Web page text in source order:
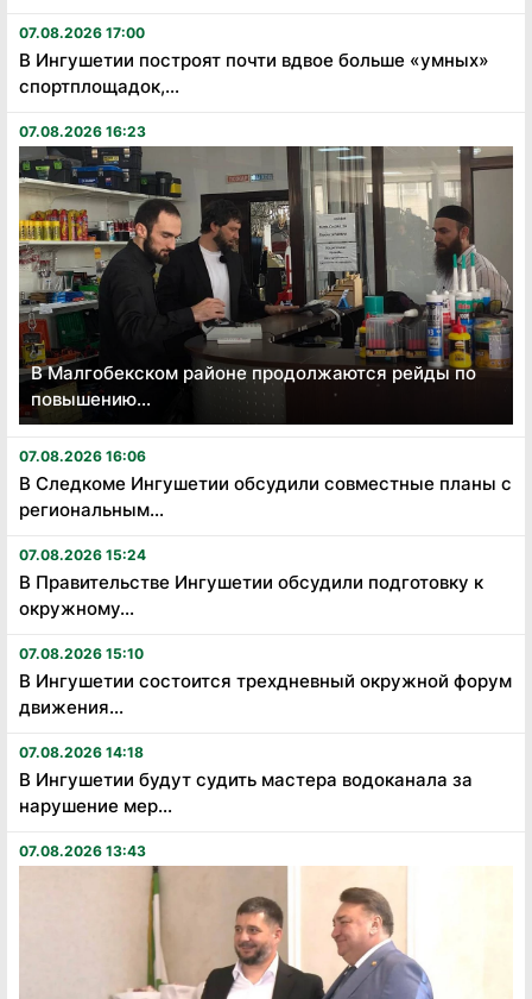
07.08.2026 17:00
В Ингушетии построят почти вдвое больше «умных»
спортплощадок,...
07.08.2026 16:23
В Малгобекском районе продолжаются рейды по
повышению...
07.08.2026 16:06
В Следкоме Ингушетии обсудили совместные планы с
региональным...
07.08.2026 15:24
В Правительстве Ингушетии обсудили подготовку к
окружному...
07.08.2026 15:10
В Ингушетии состоится трехдневный окружной форум
движения...
07.08.2026 14:18
В Ингушетии будут судить мастера водоканала за
нарушение мер...
07.08.2026 13:43